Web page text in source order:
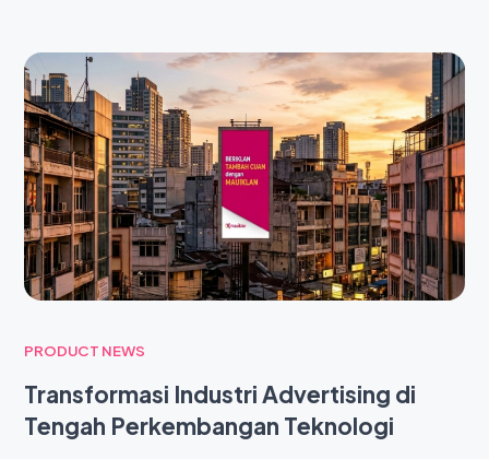
PRODUCT NEWS
Transformasi Industri Advertising di
Tengah Perkembangan Teknologi